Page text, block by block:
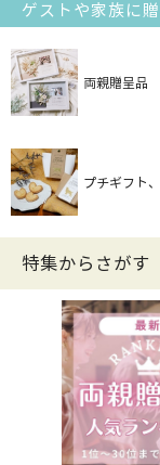
ゲストや家族に
両親贈呈品
プチギフト
特集からさがす